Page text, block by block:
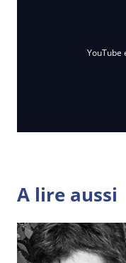
YouTube
A lire aussi